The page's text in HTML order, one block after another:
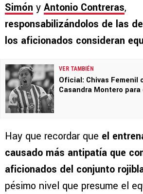
Simón y Antonio Contreras,
responsabilizándolos de las
los aficionados consideran
VER TAMBIÉN
Oficial: Chivas Femenil
Casandra Montero para
Hay que recordar que el
causado más antipatía que
aficionados del conjunto
pésimo nivel que presume el